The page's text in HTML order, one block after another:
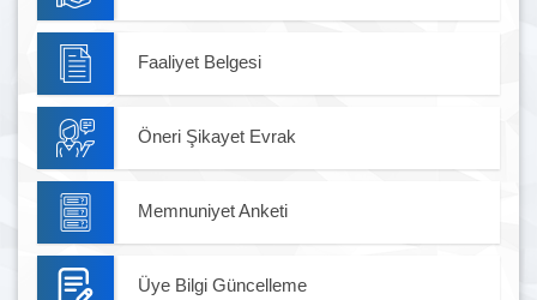
Faaliyet Belgesi
Öneri Şikayet Evrak
Memnuniyet Anketi
Üye Bilgi Güncelleme